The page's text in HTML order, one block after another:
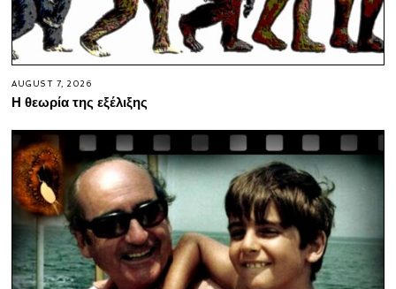
AUGUST 7, 2026
Η θεωρία της εξέλιξης